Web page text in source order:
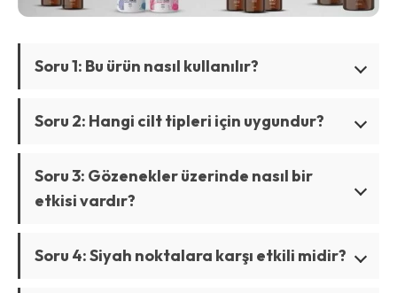
Soru 1: Bu ürün nasıl kullanılır?
Soru 2: Hangi cilt tipleri için uygundur?
Soru 3: Gözenekler üzerinde nasıl bir
etkisi vardır?
Soru 4: Siyah noktalara karşı etkili midir?